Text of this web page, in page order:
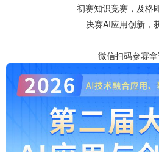
初赛知识竞赛，及格
决赛AI应用创新，
微信扫码参赛